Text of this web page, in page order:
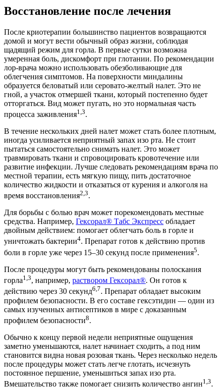
Восстановление после лечения
После криотерапии большинство пациентов возвращаются
домой и могут вести обычный образ жизни, соблюдая
щадящий режим для горла. В первые сутки возможна
умеренная боль, дискомфорт при глотании. По рекомендации
лор-врача можно использовать обезболивающие для
облегчения симптомов. На поверхности миндалины
образуется беловатый или серовато-желтый налет. Это не
гной, а участок отмершей ткани, который постепенно будет
отторгаться. Вид может пугать, но это нормальная часть
процесса заживления1,3.
В течение нескольких дней налет может стать более плотным,
иногда усиливается неприятный запах изо рта. Не стоит
пытаться самостоятельно снимать налет. Это может
травмировать ткани и спровоцировать кровотечение или
развитие инфекции. Лучше следовать рекомендациям врача по
местной терапии, есть мягкую пищу, пить достаточное
количество жидкости и отказаться от курения и алкоголя на
время восстановления2,3.
Для борьбы с болью врач может порекомендовать местные
средства. Например, Гексорал® Табс Экспресс обладает
двойным действием: помогает облегчать боль в горле и
уничтожать бактерии4. Препарат готов к действию против
боли в горле уже через 15–30 секунд после применения5.
После процедуры могут быть рекомендованы полоскания
горла1,3, например, раствором Гексорал®. Он готов к
действию через 30 секунд6,7. Препарат обладает высоким
профилем безопасности. В его составе гексэтидин — один из
самых изученных антисептиков в мире с доказанным
профилем безопасности8.
Обычно к концу первой недели неприятные ощущения
заметно уменьшаются, налет начинает сходить, а под ним
становится видна новая розовая ткань. Через несколько недель
после процедуры может стать легче глотать, исчезнуть
постоянное першение, уменьшиться запах изо рта.
Вмешательство также помогает снизить количество ангин1,3.